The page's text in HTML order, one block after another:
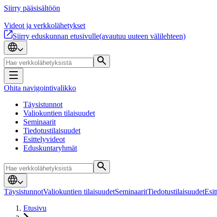
Siirry pääsisältöön
Videot ja verkkolähetykset
Siirry eduskunnan etusivulle(avautuu uuteen välilehteen)
Ohita navigointivalikko
Täysistunnot
Valiokuntien tilaisuudet
Seminaarit
Tiedotustilaisuudet
Esittelyvideot
Eduskuntaryhmät
TäysistunnotValiokuntien tilaisuudetSeminaaritTiedotustilaisuudet
Etusivu